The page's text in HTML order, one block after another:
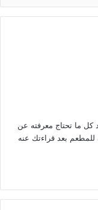
ما تحتاج معرفته عن
للمطعم بعد قراءتك عنه